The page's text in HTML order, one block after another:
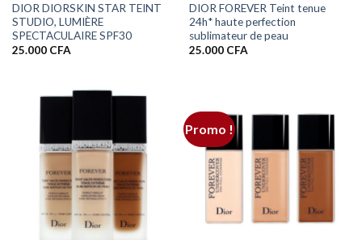
DIOR DIORSKIN STAR TEINT
STUDIO, LUMIÈRE
SPECTACULAIRE SPF30
25.000 CFA
DIOR FOREVER Teint tenue
24h* haute perfection
sublimateur de peau
25.000 CFA
Promo !